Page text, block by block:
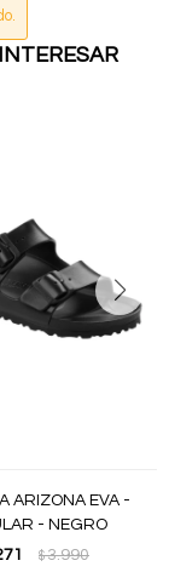
ARIZONA EVA -
- NEGRO
$3.990